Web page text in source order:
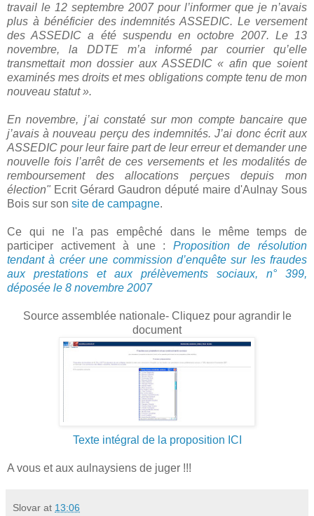
travail le 12 septembre 2007 pour l’informer que je n’avais
plus à bénéficier des indemnités ASSEDIC. Le versement
des ASSEDIC a été suspendu en octobre 2007. Le 13
novembre, la DDTE m’a informé par courrier qu’elle
transmettait mon dossier aux ASSEDIC « afin que soient
examinés mes droits et mes obligations compte tenu de mon
nouveau statut ».
En novembre, j’ai constaté sur mon compte bancaire que
j’avais à nouveau perçu des indemnités. J’ai donc écrit aux
ASSEDIC pour leur faire part de leur erreur et demander une
nouvelle fois l’arrêt de ces versements et les modalités de
remboursement des allocations perçues depuis mon
élection" Ecrit Gérard Gaudron député maire d'Aulnay Sous
Bois sur son site de campagne.
Ce qui ne l'a pas empêché dans le même temps de
participer activement à une :Proposition de résolution
tendant à créer une commission d’enquête sur les fraudes
aux prestations et aux prélèvements sociaux, n° 399,
déposée le 8 novembre 2007
Source assemblée nationale- Cliquez pour agrandir le
document
Texte intégral de la proposition ICI
A vous et aux aulnaysiens de juger !!!
Slovar at 13:06